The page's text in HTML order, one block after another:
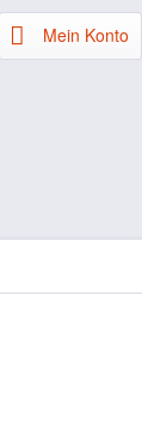
Mein Konto